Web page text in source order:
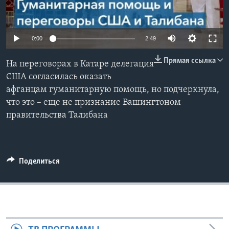
Learning English
Языки
0:00 2:49
Прямая ссылка
На переговорах в Катаре делегация
США согласилась оказать
афганцам гуманитарную помощь, но подчеркнула,
что это – еще не признание Вашингтоном
правительства Талибана
Поделиться